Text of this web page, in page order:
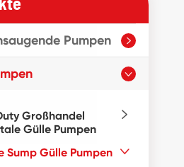
Pumpen 

Großhandel
Gülle Pumpen

Sump Gülle Pumpen 